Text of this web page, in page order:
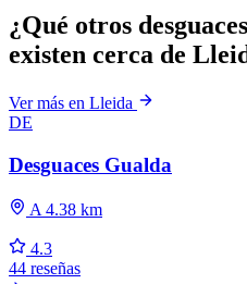
¿Qué otros
existen cerca de
Ver más en Lleida
DE
Desguaces Gualda
A 4.38 km
4.3
44 reseñas